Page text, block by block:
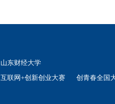
山东财经大学
互联网+创新创业大赛 创青春全国